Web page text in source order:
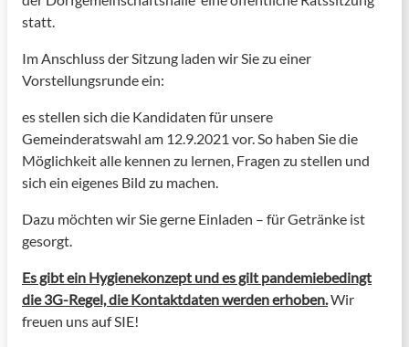
statt.
Im Anschluss der Sitzung laden wir Sie zu einer
Vorstellungsrunde ein:
es stellen sich die Kandidaten für unsere
Gemeinderatswahl am 12.9.2021 vor. So haben Sie die
Möglichkeit alle kennen zu lernen, Fragen zu stellen und
sich ein eigenes Bild zu machen.
Dazu möchten wir Sie gerne Einladen – für Getränke ist
gesorgt.
Es gibt ein Hygienekonzept und es gilt pandemiebedingt
die 3G-Regel, die Kontaktdaten werden erhoben.Wir
freuen uns auf SIE!